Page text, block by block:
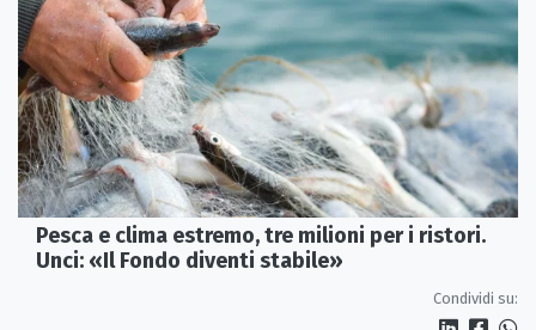
Pesca e clima estremo, tre milioni per i ristori.
Unci: «Il Fondo diventi stabile»
Condividi su: